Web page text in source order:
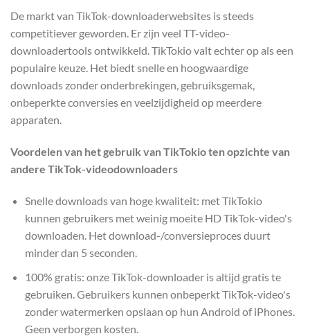
De markt van TikTok-downloaderwebsites is steeds
competitiever geworden. Er zijn veel TT-video-
downloadertools ontwikkeld. TikTokio valt echter op als een
populaire keuze. Het biedt snelle en hoogwaardige
downloads zonder onderbrekingen, gebruiksgemak,
onbeperkte conversies en veelzijdigheid op meerdere
apparaten.
Voordelen van het gebruik van TikTokio ten opzichte van
andere TikTok-videodownloaders
Snelle downloads van hoge kwaliteit: met TikTokio
kunnen gebruikers met weinig moeite HD TikTok-video's
downloaden. Het download-/conversieproces duurt
minder dan 5 seconden.
100% gratis: onze TikTok-downloader is altijd gratis te
gebruiken. Gebruikers kunnen onbeperkt TikTok-video's
zonder watermerken opslaan op hun Android of iPhones.
Geen verborgen kosten.